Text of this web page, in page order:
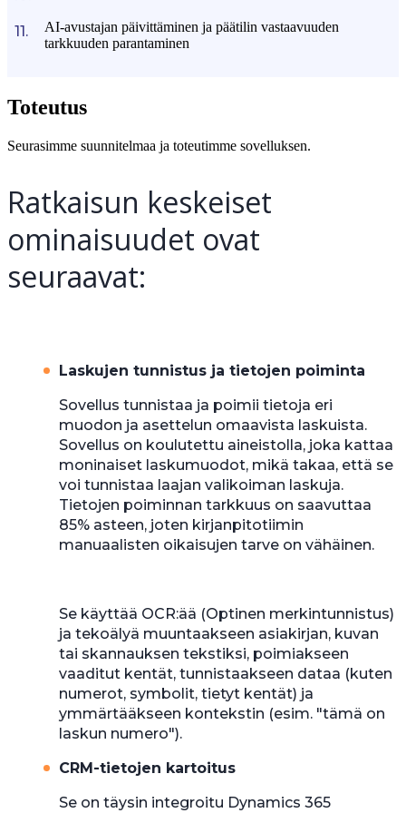
AI-avustajan päivittäminen ja päätilin vastaavuuden
tarkkuuden parantaminen
Toteutus
Seurasimme suunnitelmaa ja toteutimme sovelluksen.
Ratkaisun keskeiset
ominaisuudet ovat
seuraavat:
Laskujen tunnistus ja tietojen poiminta
Sovellus tunnistaa ja poimii tietoja eri
muodon ja asettelun omaavista laskuista.
Sovellus on koulutettu aineistolla, joka kattaa
moninaiset laskumuodot, mikä takaa, että se
voi tunnistaa laajan valikoiman laskuja.
Tietojen poiminnan tarkkuus on saavuttaa
85% asteen, joten kirjanpitotiimin
manuaalisten oikaisujen tarve on vähäinen.
Se käyttää OCR:ää (Optinen merkintunnistus)
ja tekoälyä muuntaakseen asiakirjan, kuvan
tai skannauksen tekstiksi, poimiakseen
vaaditut kentät, tunnistaakseen dataa (kuten
numerot, symbolit, tietyt kentät) ja
ymmärtääkseen kontekstin (esim. "tämä on
laskun numero").
CRM-tietojen kartoitus
Se on täysin integroitu Dynamics 365